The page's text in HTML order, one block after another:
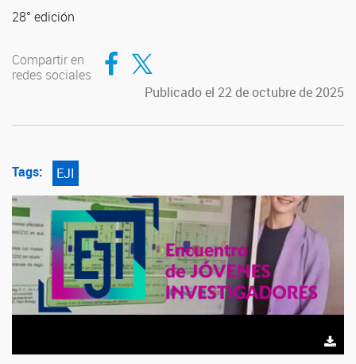
28° edición
Compartir en
redes sociales
Compartir en Facebook
Compartir en Twitter
Publicado el 22 de octubre de 2025
Tags: EJI